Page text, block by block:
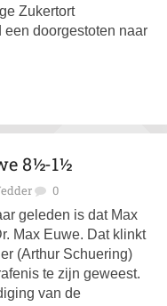
Zukertort
doorgestoten naar
8½-1½
0
geleden is dat Max
Max Euwe. Dat klinkt
(Arthur Schuering)
te zijn geweest.
van de